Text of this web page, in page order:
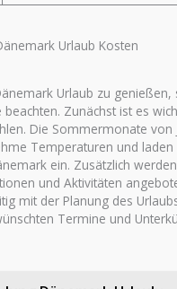
Urlaub zu genießen,
Zunächst ist es
Die Sommermonate von
Temperaturen und laden
ein. Zusätzlich
und Aktivitäten
mit der Planung des
Termine und